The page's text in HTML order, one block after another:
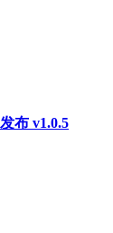
布 v1.0.5